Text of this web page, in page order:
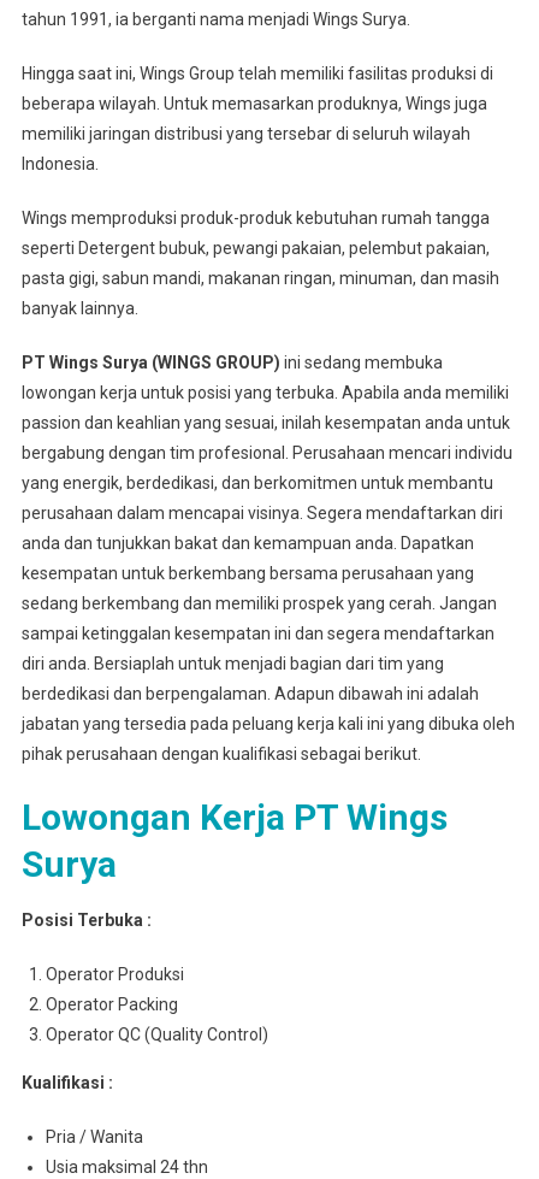
tahun 1991, ia berganti nama menjadi Wings Surya.
Hingga saat ini, Wings Group telah memiliki fasilitas produksi di
beberapa wilayah. Untuk memasarkan produknya, Wings juga
memiliki jaringan distribusi yang tersebar di seluruh wilayah
Indonesia.
Wings memproduksi produk-produk kebutuhan rumah tangga
seperti Detergent bubuk, pewangi pakaian, pelembut pakaian,
pasta gigi, sabun mandi, makanan ringan, minuman, dan masih
banyak lainnya.
PT Wings Surya (WINGS GROUP) ini sedang membuka
lowongan kerja untuk posisi yang terbuka. Apabila anda memiliki
passion dan keahlian yang sesuai, inilah kesempatan anda untuk
bergabung dengan tim profesional. Perusahaan mencari individu
yang energik, berdedikasi, dan berkomitmen untuk membantu
perusahaan dalam mencapai visinya. Segera mendaftarkan diri
anda dan tunjukkan bakat dan kemampuan anda. Dapatkan
kesempatan untuk berkembang bersama perusahaan yang
sedang berkembang dan memiliki prospek yang cerah. Jangan
sampai ketinggalan kesempatan ini dan segera mendaftarkan
diri anda. Bersiaplah untuk menjadi bagian dari tim yang
berdedikasi dan berpengalaman. Adapun dibawah ini adalah
jabatan yang tersedia pada peluang kerja kali ini yang dibuka oleh
pihak perusahaan dengan kualifikasi sebagai berikut.
Lowongan Kerja PT Wings
Surya
Posisi Terbuka :
Operator Produksi
Operator Packing
Operator QC (Quality Control)
Kualifikasi :
Pria / Wanita
Usia maksimal 24 thn